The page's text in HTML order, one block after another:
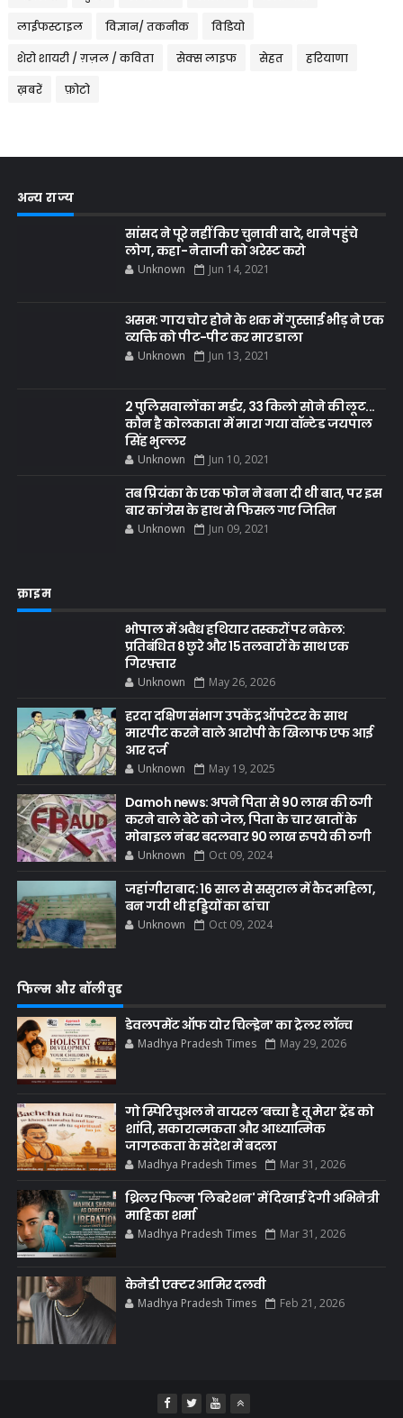
लाईफस्टाइल विज्ञान/ तकनीक विडियो
शेरो शायरी / ग़ज़ल / कविता सेक्स लाइफ सेहत हरियाणा
ख़बरें फ़ोटो
अन्य राज्य
सांसद ने पूरे नहीं किए चुनावी वादे, थाने पहुंचे
लोग, कहा- नेताजी को अरेस्ट करो
Unknown Jun 14, 2021
असम: गाय चोर होने के शक में गुस्साई भीड़ ने एक
व्यक्ति को पीट-पीट कर मार डाला
Unknown Jun 13, 2021
2 पुलिसवालों का मर्डर, 33 किलो सोने की लूट...
कौन है कोलकाता में मारा गया वॉन्टेड जयपाल
सिंह भुल्लर
Unknown Jun 10, 2021
तब प्रियंका के एक फोन ने बना दी थी बात, पर इस
बार कांग्रेस के हाथ से फिसल गए जितिन
Unknown Jun 09, 2021
क्राइम
भोपाल में अवैध हथियार तस्करों पर नकेल:
प्रतिबंधित 8 छुरे और 15 तलवारों के साथ एक
गिरफ़्तार
Unknown May 26, 2026
हरदा दक्षिण संभाग उपकेंद्र ऑपरेटर के साथ
मारपीट करने वाले आरोपी के खिलाफ एफ आई
आर दर्ज
Unknown May 19, 2025
Damoh news: अपने पिता से 90 लाख की ठगी
करने वाले बेटे को जेल, पिता के चार खातों के
मोबाइल नंबर बदलवार 90 लाख रुपये की ठगी
Unknown Oct 09, 2024
जहांगीराबाद: 16 साल से ससुराल में कैद महिला,
बन गयी थी हड्डियों का ढांचा
Unknown Oct 09, 2024
फिल्म और बॉलीवुड
डेवलपमेंट ऑफ योर चिल्ड्रेन’ का ट्रेलर लॉन्च
Madhya Pradesh Times May 29, 2026
गो स्पिरिचुअल ने वायरल ‘बच्चा है तू मेरा’ ट्रेंड को
शांति, सकारात्मकता और आध्यात्मिक
जागरूकता के संदेश में बदला
Madhya Pradesh Times Mar 31, 2026
थ्रिलर फिल्म 'लिबरेशन' में दिखाई देगी अभिनेत्री
माहिका शर्मा
Madhya Pradesh Times Mar 31, 2026
केनेडी एक्टर आमिर दलवी
Madhya Pradesh Times Feb 21, 2026